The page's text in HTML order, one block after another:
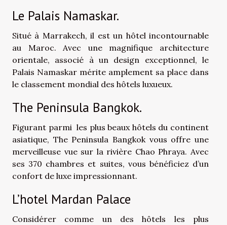
Le Palais Namaskar.
Situé à Marrakech, il est un hôtel incontournable
au Maroc. Avec une magnifique architecture
orientale, associé à un design exceptionnel, le
Palais Namaskar mérite amplement sa place dans
le classement mondial des hôtels luxueux.
The Peninsula Bangkok.
Figurant parmi les plus beaux hôtels du continent
asiatique, The Peninsula Bangkok vous offre une
merveilleuse vue sur la rivière Chao Phraya. Avec
ses 370 chambres et suites, vous bénéficiez d’un
confort de luxe impressionnant.
L’hotel Mardan Palace
Considérer comme un des hôtels les plus